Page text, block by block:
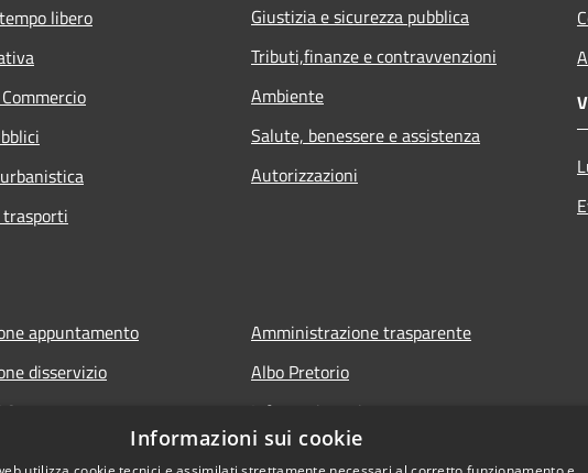
libero
Giustizia e sicurezza pubblica
Tributi,finanze e contravvenzioni
Ambiente
Salute, benessere e assistenza
Autorizzazioni
appuntamento
disservizio
Amministrazione trasparente
Albo Pretorio
Informativa privacy
Note legali
Informazioni sui cookie